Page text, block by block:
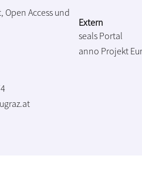
Access und
Extern
seals Portal
anno Projekt